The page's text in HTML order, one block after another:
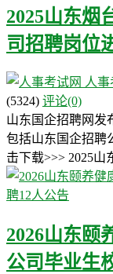
2025山东烟
司招聘岗位
人事
(5324) 评论(0)
山东国企招聘网发
包括山东国企招聘
击下载>>> 2025
2026山东颐
公司毕业生